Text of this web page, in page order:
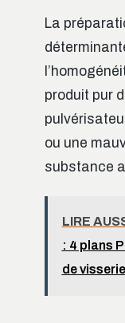
La
produit pur
ou une
substance
LIRE
: 4 plans
de